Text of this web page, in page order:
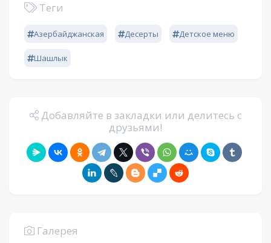
Теги
Азербайджанская Десерты Детское меню
Шашлык
Добавляйте в закладки или делитесь с
друзьями!
Галерея